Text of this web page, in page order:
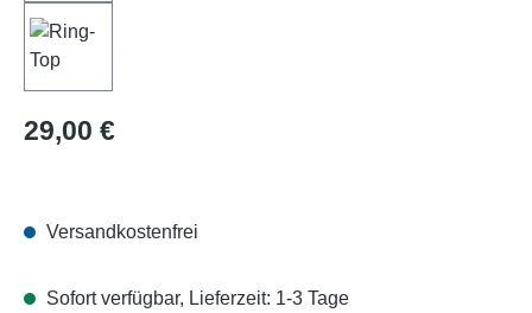
Regulärer Preis:
29,00 €
Versandkostenfrei
Sofort verfügbar, Lieferzeit: 1-3 Tage